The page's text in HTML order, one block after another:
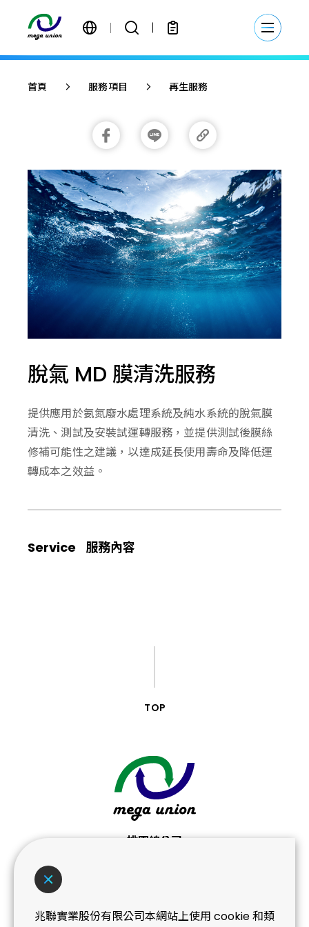
繁體中文
簡體中文
English
首頁 服務項目 再生服務
脫氣 MD 膜清洗服務
提供應用於氨氮廢水處理系統及純水系統的脫氣膜
清洗、測試及安裝試運轉服務，並提供測試後膜絲
修補可能性之建議，以達成延長使用壽命及降低運
轉成本之效益。
Service 服務內容
兆聯實業股份有限公司本網站上使用 cookie 和類
TOP
桃園總公司
No. 439-3, Taoying Rd., Taoyuan Dist.,